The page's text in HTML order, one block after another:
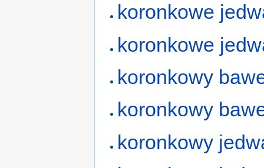
koronkowe
koronkowe
koronkowy
koronkowy
koronkowy